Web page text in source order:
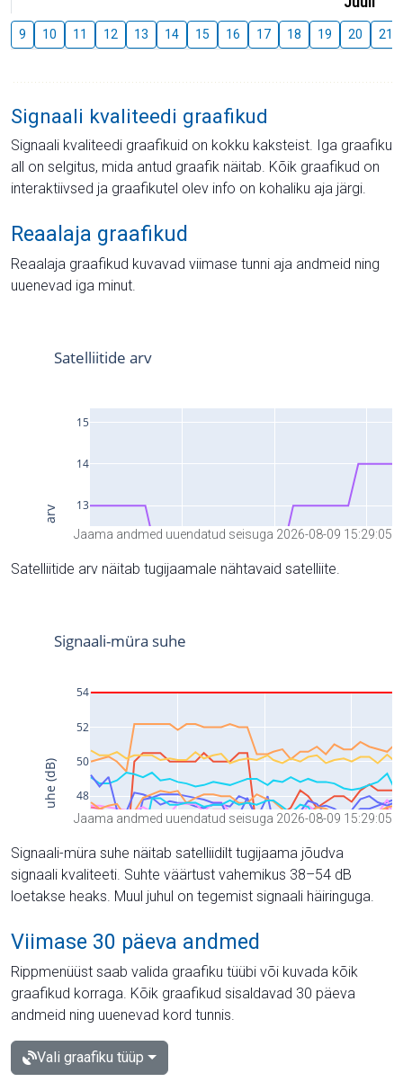
9 10 11 12 13 14 15 16 17 18 19 20 21
Signaali kvaliteedi graafikud
Signaali kvaliteedi graafikuid on kokku kaksteist. Iga graafiku
all on selgitus, mida antud graafik näitab. Kõik graafikud on
interaktiivsed ja graafikutel olev info on kohaliku aja järgi.
Reaalaja graafikud
Reaalaja graafikud kuvavad viimase tunni aja andmeid ning
uuenevad iga minut.
Jaama andmed uuendatud seisuga 2026-08-09 15:29:05
Satelliitide arv näitab tugijaamale nähtavaid satelliite.
Jaama andmed uuendatud seisuga 2026-08-09 15:29:05
Signaali-müra suhe näitab satelliidilt tugijaama jõudva
signaali kvaliteeti. Suhte väärtust vahemikus 38–54 dB
loetakse heaks. Muul juhul on tegemist signaali häiringuga.
Viimase 30 päeva andmed
Rippmenüüst saab valida graafiku tüübi või kuvada kõik
graafikud korraga. Kõik graafikud sisaldavad 30 päeva
andmeid ning uuenevad kord tunnis.
Vali graafiku tüüp